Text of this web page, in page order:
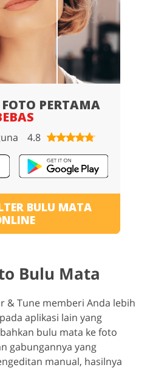
BULU MATA
PERTAMA
4.8
Bulu Mata
& Tune memberi Anda lebih
aplikasi lain yang
bulu mata ke foto
gabungannya yang
manual, hasilnya